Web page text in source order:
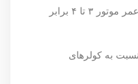
تولید صدای بسیار کم و طول عمر موتور ۳ تا ۴ برابر
آب بیش از 40٪ نسبت به کولرهای